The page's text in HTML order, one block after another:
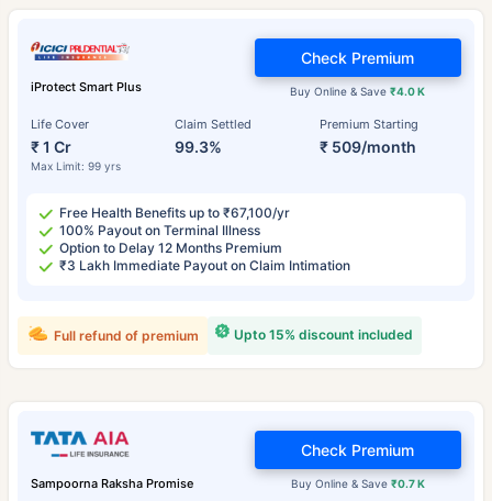
iProtect Smart Plus
Life Cover
₹ 1 Cr
Max Limit: 99 yrs
Claim Settled
99.3%
Premium Starting
₹ 509/month
Buy Online & Save₹4.0 K
Check Premium
Free Health Benefits up to ₹67,100/yr
100% Payout on Terminal Illness
Option to Delay 12 Months Premium
₹3 Lakh Immediate Payout on Claim Intimation
Upto 15% discount included
Full refund of premium
Sampoorna Raksha Promise Buy Online & Save ₹0.7 K
Check Premium